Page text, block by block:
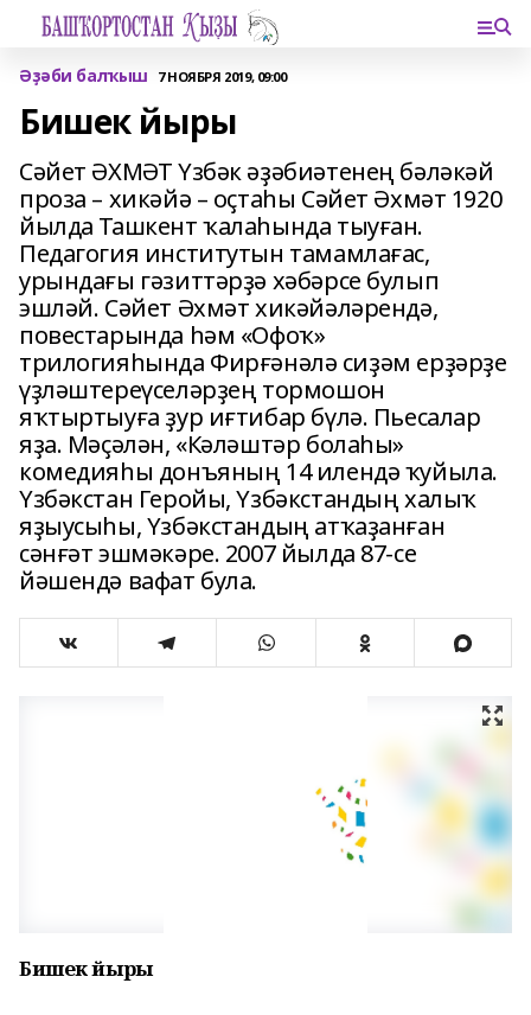
Әҙәби балҡыш 7 НОЯБРЯ 2019, 09:00
Бишек йыры
Сәйет ӘХМӘТ Үзбәк әҙәбиәтенең бәләкәй
проза – хикәйә – оҫтаһы Сәйет Әхмәт 1920
йылда Ташкент ҡалаһында тыуған.
Педагогия институтын тамамлағас,
урындағы гәзиттәрҙә хәбәрсе булып
эшләй. Сәйет Әхмәт хикәйәләрендә,
повестарында һәм «Офоҡ»
трилогияһында Фирғәнәлә сиҙәм ерҙәрҙе
үҙләштереүселәрҙең тормошон
яҡтыртыуға ҙур иғтибар бүлә. Пьесалар
яҙа. Мәҫәлән, «Кәләштәр болаһы»
комедияһы донъяның 14 илендә ҡуйыла.
Үзбәкстан Геройы, Үзбәкстандың халыҡ
яҙыусыһы, Үзбәкстандың атҡаҙанған
сәнғәт эшмәкәре. 2007 йылда 87-се
йәшендә вафат була.
Бишек йыры